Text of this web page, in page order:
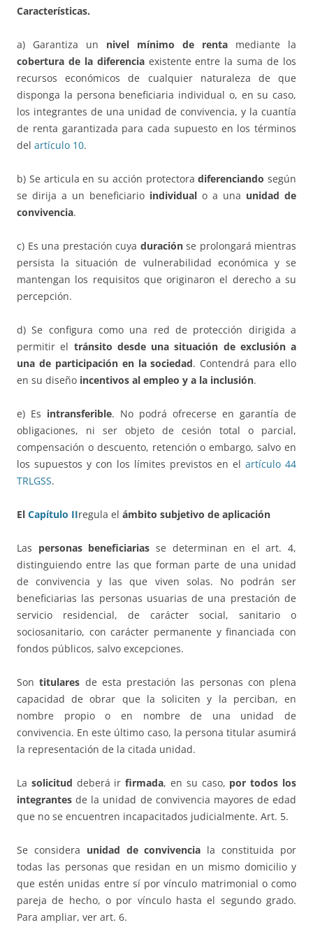
Características.
a) Garantiza un nivel mínimo de renta mediante la
cobertura de la diferenciaexistente entre la suma de los
recursos económicos de cualquier naturaleza de que
disponga la persona beneficiaria individual o, en su caso,
los integrantes de una unidad de convivencia, y la cuantía
de renta garantizada para cada supuesto en los términos
del artículo 10.
b) Se articula en su acción protectoradiferenciando según
se dirija a un beneficiario individual o a una unidad de
convivencia.
c) Es una prestación cuya duraciónse prolongará mientras
persista la situación de vulnerabilidad económica y se
mantengan los requisitos que originaron el derecho a su
percepción.
d) Se configura como una red de protección dirigida a
permitir el tránsito desde una situación de exclusión a
una de participación en la sociedad. Contendrá para ello
en su diseño incentivos al empleo y a la inclusión.
e) Es intransferible. No podrá ofrecerse en garantía de
obligaciones, ni ser objeto de cesión total o parcial,
compensación o descuento, retención o embargo, salvo en
los supuestos y con los límites previstos en el artículo 44
TRLGSS.
El Capítulo IIregula el ámbito subjetivo de aplicación
Las personas beneficiarias se determinan en el art. 4,
distinguiendo entre las que forman parte de una unidad
de convivencia y las que viven solas. No podrán ser
beneficiarias las personas usuarias de una prestación de
servicio residencial, de carácter social, sanitario o
sociosanitario, con carácter permanente y financiada con
fondos públicos, salvo excepciones.
Sontitulares de esta prestación las personas con plena
capacidad de obrar que la soliciten y la perciban, en
nombre propio o en nombre de una unidad de
convivencia. En este último caso, la persona titular asumirá
la representación de la citada unidad.
La solicitud deberá irfirmada, en su caso, por todos los
integrantes de la unidad de convivencia mayores de edad
que no se encuentren incapacitados judicialmente. Art. 5.
Se considera unidad de convivencia la constituida por
todas las personas que residan en un mismo domicilio y
que estén unidas entre sí por vínculo matrimonial o como
pareja de hecho, o por vínculo hasta el segundo grado.
Para ampliar, ver art. 6.